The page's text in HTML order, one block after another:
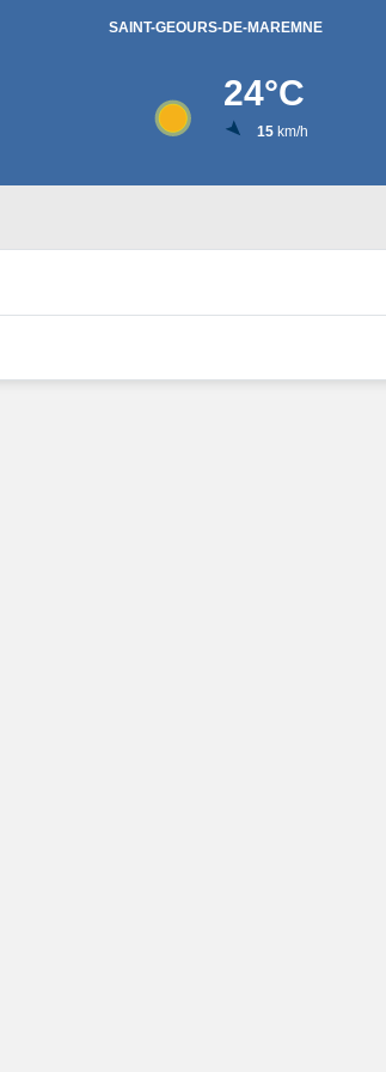
SAINT-GEOURS-DE-MAREMNE
24°C
15km/h